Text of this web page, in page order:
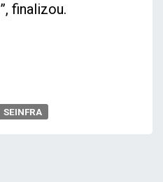
”, finalizou.
SEINFRA